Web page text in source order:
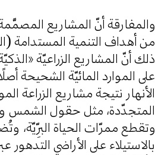
والمفارقة أنّ المشاريع
من أهداف التنمية المستدامة
ذلك أنّ المشاريع الزراعيّة
على الموارد المائيّة الشحيحة
الأنهار نتيجة مشاريع
المتجدّدة، مثل حقول الشمس
وتقطع ممرّات الحياة البرِّيّة،
بالاستيلاء على الأراضي